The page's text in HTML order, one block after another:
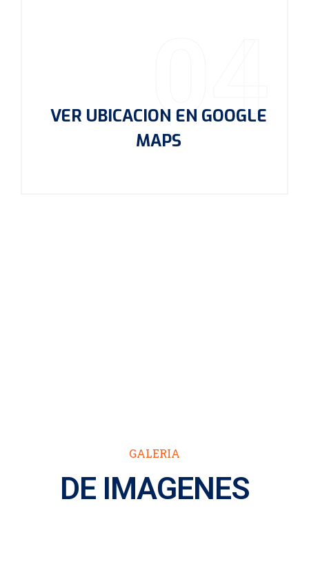
04
VER UBICACION EN GOOGLE
MAPS
GALERIA
DE IMAGENES